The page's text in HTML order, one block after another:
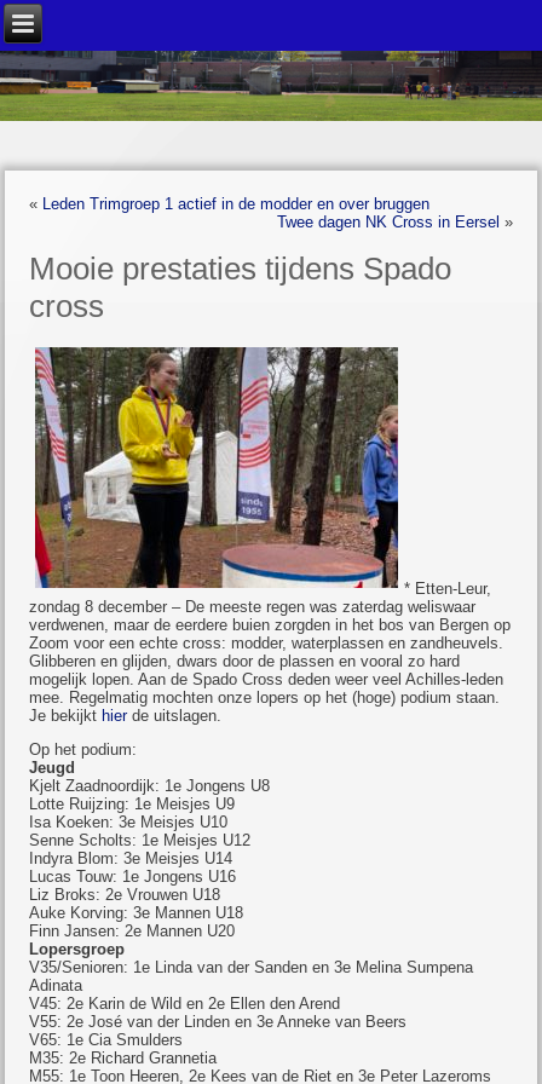
« Leden Trimgroep 1 actief in de modder en over bruggen
Twee dagen NK Cross in Eersel »
Mooie prestaties tijdens Spado
cross
* Etten-Leur,
zondag 8 december – De meeste regen was zaterdag weliswaar
verdwenen, maar de eerdere buien zorgden in het bos van Bergen op
Zoom voor een echte cross: modder, waterplassen en zandheuvels.
Glibberen en glijden, dwars door de plassen en vooral zo hard
mogelijk lopen. Aan de Spado Cross deden weer veel Achilles-leden
mee. Regelmatig mochten onze lopers op het (hoge) podium staan.
Je bekijkt hierde uitslagen.
Op het podium:
Jeugd
Kjelt Zaadnoordijk: 1e Jongens U8
Lotte Ruijzing: 1e Meisjes U9
Isa Koeken: 3e Meisjes U10
Senne Scholts: 1e Meisjes U12
Indyra Blom: 3e Meisjes U14
Lucas Touw: 1e Jongens U16
Liz Broks: 2e Vrouwen U18
Auke Korving: 3e Mannen U18
Finn Jansen: 2e Mannen U20
Lopersgroep
V35/Senioren: 1e Linda van der Sanden en 3e Melina Sumpena
Adinata
V45: 2e Karin de Wild en 2e Ellen den Arend
V55: 2e José van der Linden en 3e Anneke van Beers
V65: 1e Cia Smulders
M35: 2e Richard Grannetia
M55: 1e Toon Heeren, 2e Kees van de Riet en 3e Peter Lazeroms